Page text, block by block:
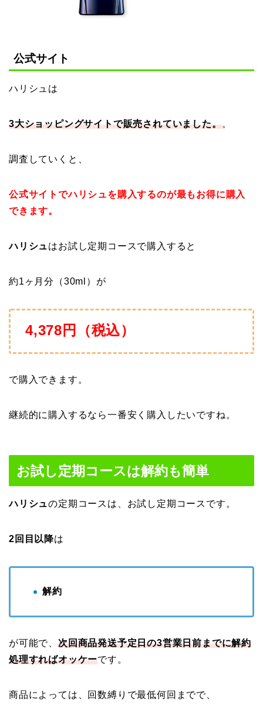
公式サイト
ハリシュは
3大ショッピングサイトで販売されていました。。
調査していくと、
公式サイトでハリシュを購入するのが最もお得に購入
できます。
ハリシュはお試し定期コースで購入すると
約1ヶ月分（30ml）が
4,378円（税込）
で購入できます。
継続的に購入するなら一番安く購入したいですね。
お試し定期コースは解約も簡単
ハリシュの定期コースは、お試し定期コースです。
2回目以降は
解約
が可能で、 次回商品発送予定日の3営業日前までに解約
処理すればオッケーです。
商品によっては、回数縛りで最低何回までで、